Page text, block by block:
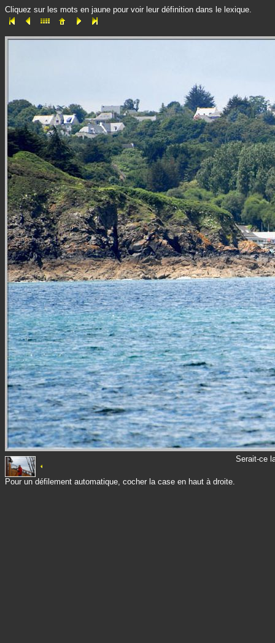
Cliquez sur les mots en jaune pour voir leur définition dans le lexique.
Serait-ce
Pour un défilement automatique, cocher la case en haut à droite.